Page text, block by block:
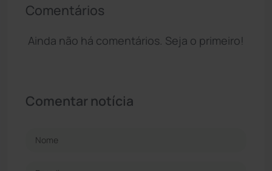
Comentários
Ainda não há comentários. Seja o primeiro!
Comentar notícia